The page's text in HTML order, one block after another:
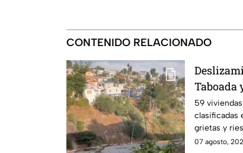
CONTENIDO RELACIONADO
Taboada
59
clasificadas
grietas y
07 agosto,